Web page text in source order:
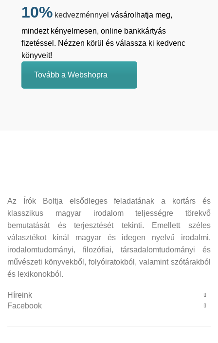
10% kedvezménnyel vásárolhatja meg,
mindezt kényelmesen, online bankkártyás
fizetéssel. Nézzen körül és válassza ki kedvenc
könyveit!
Tovább a Webshopra
Az Írók Boltja elsődleges feladatának a kortárs és
klasszikus magyar irodalom teljességre törekvő
bemutatását és terjesztését tekinti. Emellett széles
választékot kínál magyar és idegen nyelvű irodalmi,
irodalomtudományi, filozófiai, társadalomtudományi és
művészeti könyvekből, folyóiratokból, valamint szótárakból
és lexikonokból.
Híreink
Facebook